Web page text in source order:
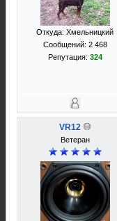
Откуда: Хмельницкий
Сообщений: 2 468
Репутация: 324
VR12
Ветеран